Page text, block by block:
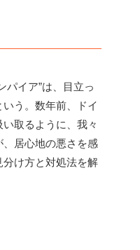
イア”は、目立っ
う。数年前、ドイ
取るように、我々
居心地の悪さを感
け方と対処法を解